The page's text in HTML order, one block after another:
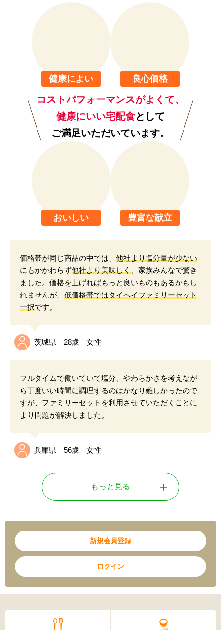
健康によい 良心価格
コストパフォーマンスがよくて、
健康にいい宅配食として
ご満足いただいています。
おいしい 豊富な献立
価格帯が同じ商品の中では、 他社より塩分量が少ない
にもかかわらず他社より美味しく
、家族みんなで驚き
ました。価格を上げればもっと良いものもあるかもし
れませんが、 低価格帯ではタイヘイファミリーセット
一択です。
茨城県 28歳 女性
フルタイムで働いていて塩分、やわらかさを考えなが
ら丁度いい時間に調理するのはかなり難しかったので
すが、ファミリーセットを利用させていただくことに
より問題が解決しました。
兵庫県 56歳 女性
もっと見る
新規会員登録
ログイン